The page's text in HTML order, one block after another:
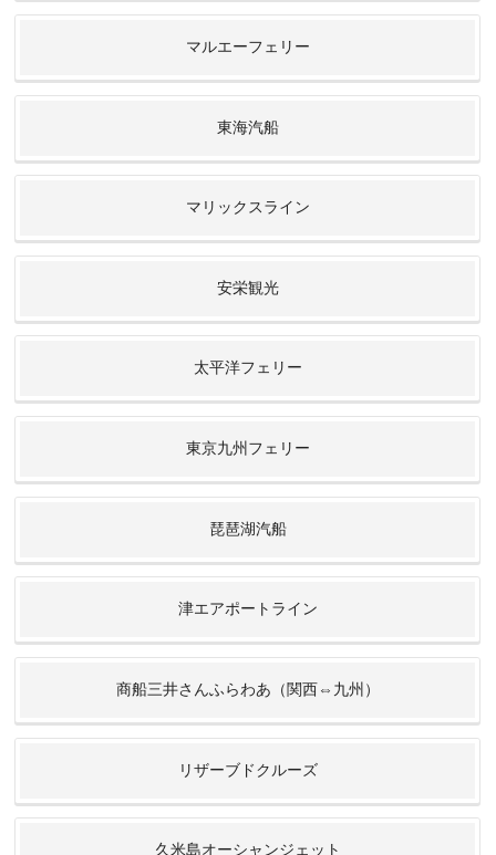
マルエーフェリー
東海汽船
マリックスライン
安栄観光
太平洋フェリー
東京九州フェリー
琵琶湖汽船
津エアポートライン
商船三井さんふらわあ（関西⇔九州）
リザーブドクルーズ
久米島オーシャンジェット